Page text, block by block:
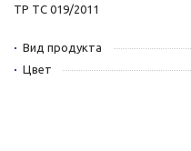
ТР ТС 019/2011
Вид продукта
Цвет